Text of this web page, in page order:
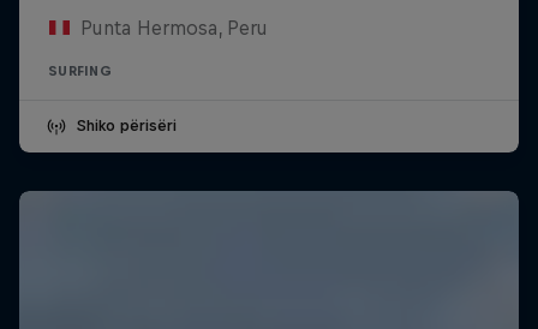
Punta Hermosa, Peru
SURFING
Shiko përisëri